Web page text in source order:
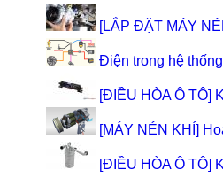
[LẮP ĐẶT MÁY
Điện trong hệ
[ĐIỀU HÒA Ô TÔ]
[MÁY NÉN KHÍ]
[ĐIỀU HÒA Ô TÔ]